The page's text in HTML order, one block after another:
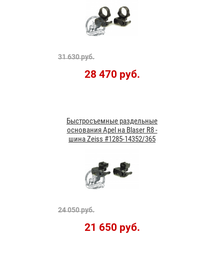
31 630 руб.
28 470 руб.
Быстросъемные раздельные
основания Apel на Blaser R8 -
шина Zeiss #1285-14352/365
24 050 руб.
21 650 руб.